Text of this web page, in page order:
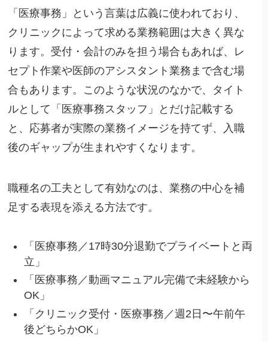
「医療事務」という言葉は広義に使われており、
クリニックによって求める業務範囲は大きく異な
ります。受付・会計のみを担う場合もあれば、レ
セプト作業や医師のアシスタント業務まで含む場
合もあります。このような状況のなかで、タイト
ルとして「医療事務スタッフ」とだけ記載する
と、応募者が実際の業務イメージを持てず、入職
後のギャップが生まれやすくなります。
職種名の工夫として有効なのは、業務の中心を補
足する表現を添える方法です。
「医療事務／17時30分退勤でプライベートと両
立」
「医療事務／動画マニュアル完備で未経験から
OK」
「クリニック受付・医療事務／週2日〜午前午
後どちらかOK」